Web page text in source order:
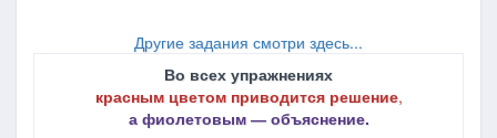
Другие задания смотри здесь...
Во всех упражнениях
красным цветом приводится решение,
а фиолетовым ― объяснение.